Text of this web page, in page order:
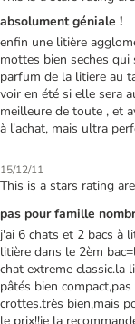
absolument géniale !
enfin une litière
mottes bien seches
parfum de la litiere au
voir en été si elle sera
meilleure de toute , et
à l'achat, mais ultra
15/12/11
This is a stars rating
pas pour famille
j'ai 6 chats et 2 bacs à
litière dans le 2èm
chat extreme classic.la
pâtés bien
crottes.très bien,mais